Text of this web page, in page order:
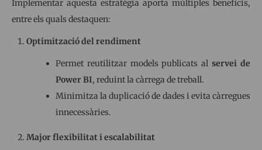
Implementar aquesta estratègia aporta múltiples beneficis,
entre els quals destaquen:
Optimització del rendiment
Permet reutilitzar models publicats alservei de
Power BI, reduint la càrrega de treball.
Minimitza la duplicació de dades i evita càrregues
innecessàries.
Major flexibilitat i escalabilitat